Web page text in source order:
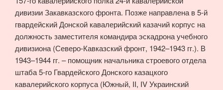
дивизии Закавказского фронта. Позже направлена в 5-й
гвардейский Донской кавалерийский казачий корпус на
должность заместителя командира эскадрона учебного
дивизиона (Северо-Кавказский фронт, 1942–1943 гг.). В
1943–1944 гг. – помощник начальника строевого отдела
штаба 5-го Гвардейского Донского казацкого
кавалерийского корпуса (Южный, II, IV Украинский